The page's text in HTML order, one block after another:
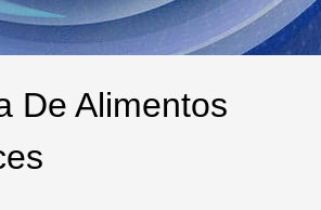
De Alimentos